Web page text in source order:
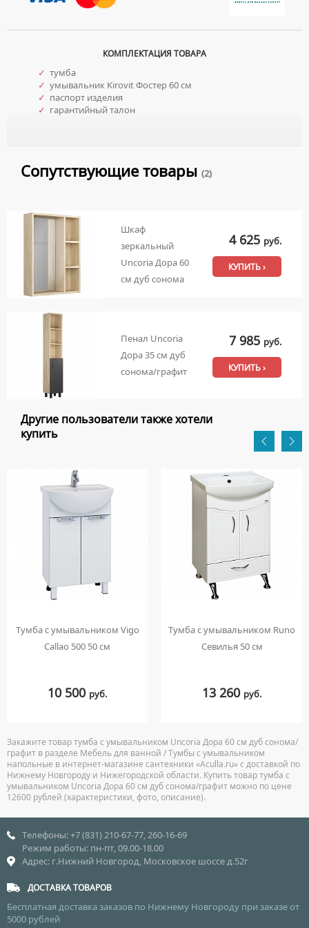
КОМПЛЕКТАЦИЯ ТОВАРА
✓ тумба
✓ умывальник Kirovit Фостер 60 см
✓ паспорт изделия
✓ гарантийный талон
Сопутствующие товары (2)
Шкаф
зеркальный
Uncoria Дора 60
см дуб сонома
4 625 руб.
КУПИТЬ ›
Пенал Uncoria
Дора 35 см дуб
сонома/графит
7 985 руб.
КУПИТЬ ›
Другие пользователи также хотели
купить
Тумба с умывальником Vigo
Callao 500 50 см
10 500 руб.
Тумба с умывальником Runo
Севилья 50 см
13 260 руб.
Закажите товар тумба с умывальником Uncoria Дора 60 см дуб сонома/
графит в разделе Мебель для ванной / Тумбы с умывальником
напольные в интернет-магазине сантехники «Aculla.ru» с доставкой по
Нижнему Новгороду и Нижегородской области. Купить товар тумба с
умывальником Uncoria Дора 60 см дуб сонома/графит можно по цене
12600 рублей (характеристики, фото, описание).
Телефоны: +7 (831) 210-67-77, 260-16-69
Режим работы: пн-пт, 09.00-18.00
Адрес: г.Нижний Новгород, Московское шоссе д.52г
ДОСТАВКА ТОВАРОВ
Бесплатная доставка заказов по Нижнему Новгороду при заказе от
5000 рублей